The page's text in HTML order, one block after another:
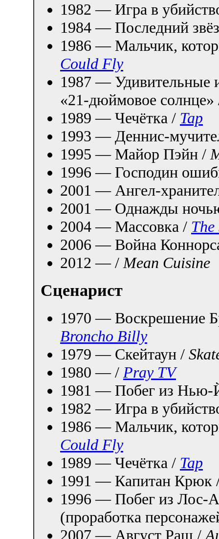
1982 — Игра в
1984 — Последний
1986 — Мальчик,
Could Fly
1987 — Удивительные
«21-дюймовое
1989 — Чечётка / Tap
1993 — Деннис-
1995 — Майор Пэйн /
1996 — Господин
2001 — Ангел-
2001 — Однажды
2004 — Массовка /
2006 — Война
2012 — /Mean Cuisine
Сценарист
1970 — Воскрешение
Broncho Billy
1979 — Скейтаун /
1980 — / Pray TV
1981 — Побег из
1982 — Игра в
1986 — Мальчик,
Could Fly
1989 — Чечётка / Tap
1991 — Капитан Крюк
1996 — Побег из Лос-
(проработка
2007 — Август Раш /